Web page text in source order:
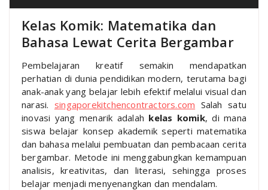
Kelas Komik: Matematika dan
Bahasa Lewat Cerita Bergambar
Pembelajaran kreatif semakin mendapatkan
perhatian di dunia pendidikan modern, terutama bagi
anak-anak yang belajar lebih efektif melalui visual dan
narasi. singaporekitchencontractors.com Salah satu
inovasi yang menarik adalah kelas komik, di mana
siswa belajar konsep akademik seperti matematika
dan bahasa melalui pembuatan dan pembacaan cerita
bergambar. Metode ini menggabungkan kemampuan
analisis, kreativitas, dan literasi, sehingga proses
belajar menjadi menyenangkan dan mendalam.